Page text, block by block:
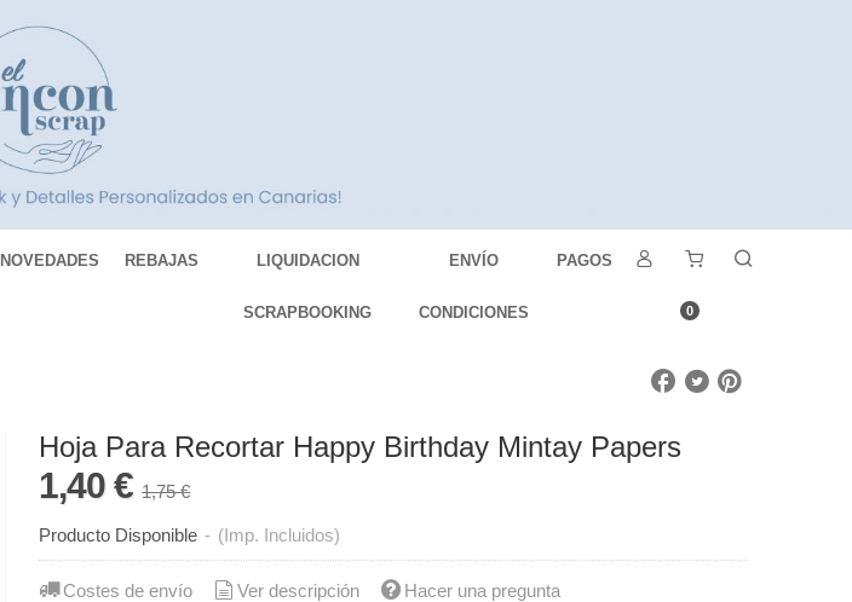
NOVEDADES REBAJAS LIQUIDACION
SCRAPBOOKING
ENVÍO
CONDICIONES
PAGOS
0
Hoja Para Recortar Happy Birthday Mintay Papers
1,40 €1,75 €
Producto Disponible - (Imp. Incluidos)
Costes de envío Ver descripción Hacer una pregunta